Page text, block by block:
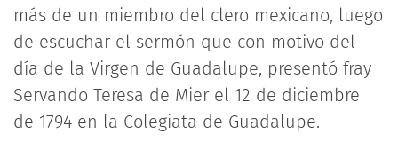
más de un miembro del clero mexicano, luego
de escuchar el sermón que con motivo del
día de la Virgen de Guadalupe, presentó fray
Servando Teresa de Mier el 12 de diciembre
de 1794 en la Colegiata de Guadalupe.